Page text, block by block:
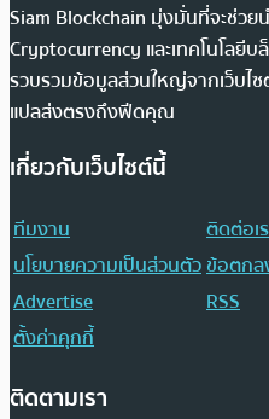
Siam Blockchain มุ่งมั่นที่จะช่วย
Cryptocurrency และเทคโนโลยีบ
รวบรวมข้อมูลส่วนใหญ่จากเว็บไซ
แปลส่งตรงถึงฟีดคุณ
เกี่ยวกับเว็บไซต์นี้
ทีมงาน
ติดต่อเ
นโยบายความเป็นส่วนตัวข้อตกล
Advertise
RSS
ตั้งค่าคุกกี้
ติดตามเรา